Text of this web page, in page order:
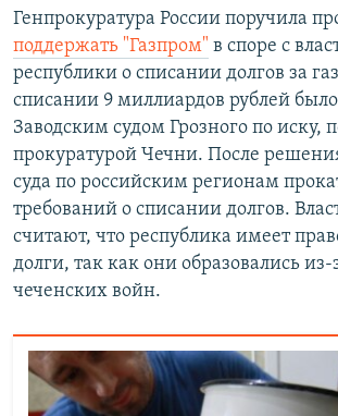
Генпрокуратура России поручила
поддержать "Газпром" в споре с
республики о списании долгов за
списании 9 миллиардов рублей
Заводским судом Грозного по иску,
прокуратурой Чечни. После
суда по российским регионам
требований о списании долгов.
считают, что республика имеет
долги, так как они образовались из-
чеченских войн.